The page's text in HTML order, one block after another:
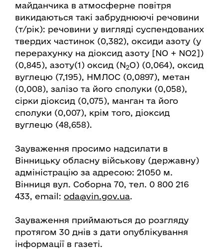
майданчика в атмосферне повітря
викидаються такі забруднюючі речовини
(т/рік): речовини у вигляді суспендованих
твердих частинок (0,382), оксиди азоту (у
перерахунку на діоксид азоту [NO + NО2])
(0,845), азоту(1) оксид (N2O) (0,064), оксид
вуглецю (7,195), НМЛОС (0,0897), метан
(0,008), залізо та його сполуки (0,058),
сірки діоксид (0,075), манган та його
сполуки (0,007), крім того, діоксид
вуглецю (48,658).
Зауваження просимо надсилати в
Вінницьку обласну військову (державну)
адміністрацію за адресою: 21050 м.
Вінниця вул. Соборна 70, тел. 0 800 216
433, email: oda@vin.gov.ua.
Зауваження приймаються до розгляду
протягом 30 днів з дати опублікування
інформації в газеті.